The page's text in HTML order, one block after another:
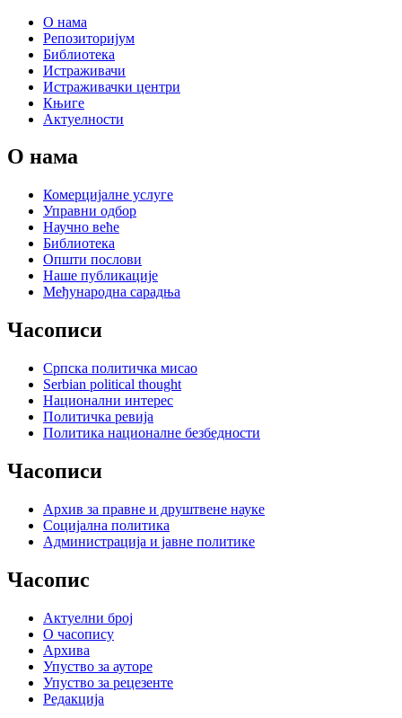
О нама
Репозиторијум
Библиотека
Истраживачи
Истраживачки центри
Књиге
Актуелности
О нама
Комерцијалне услуге
Управни одбор
Научно веће
Библиотека
Општи послови
Наше публикације
Међународна сарадња
Часописи
Српска политичка мисао
Serbian political thought
Национални интерес
Политичка ревија
Политика националне безбедности
Часописи
Архив за правне и друштвене науке
Социјална политика
Администрација и јавне политике
Часопис
Актуелни број
О часопису
Архива
Упуство за ауторе
Упуство за рецезенте
Редакција